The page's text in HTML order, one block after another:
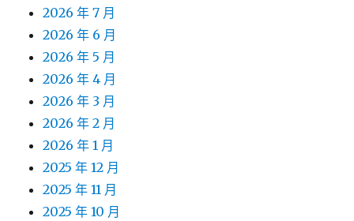
2026 年 7 月
2026 年 6 月
2026 年 5 月
2026 年 4 月
2026 年 3 月
2026 年 2 月
2026 年 1 月
2025 年 12 月
2025 年 11 月
2025 年 10 月